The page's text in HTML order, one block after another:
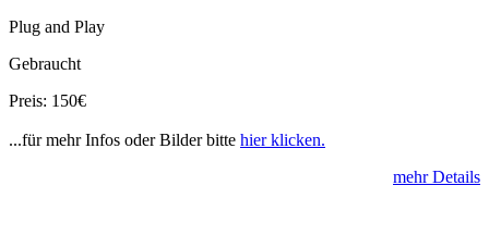
Plug and Play
Gebraucht
Preis: 150€
...für mehr Infos oder Bilder bitte hier klicken.
mehr Details